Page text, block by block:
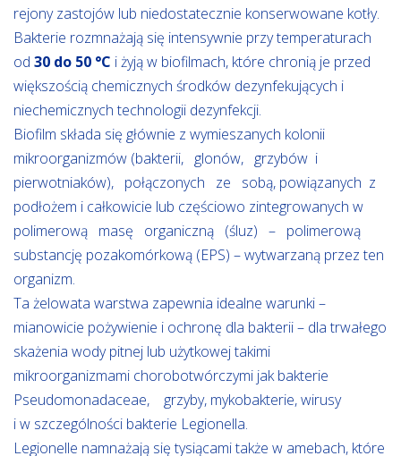
rejony zastojów lub niedostatecznie konserwowane kotły.
Bakterie rozmnażają się intensywnie przy temperaturach
od 30 do 50 °C i żyją w biofilmach, które chronią je przed
większością chemicznych środków dezynfekujących i
niechemicznych technologii dezynfekcji.
Biofilm składa się głównie z wymieszanych kolonii
mikroorganizmów (bakterii, glonów, grzybów i
pierwotniaków), połączonych ze sobą, powiązanych z
podłożem i całkowicie lub częściowo zintegrowanych w
polimerową masę organiczną (śluz) – polimerową
substancję pozakomórkową (EPS) – wytwarzaną przez ten
organizm.
Ta żelowata warstwa zapewnia idealne warunki –
mianowicie pożywienie i ochronę dla bakterii – dla trwałego
skażenia wody pitnej lub użytkowej takimi
mikroorganizmami chorobotwórczymi jak bakterie
Pseudomonadaceae, grzyby, mykobakterie, wirusy
i w szczególności bakterie Legionella.
Legionelle namnażają się tysiącami także w amebach, które